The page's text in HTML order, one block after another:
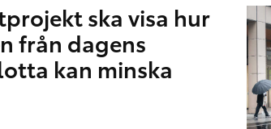
ska visa hur
från dagens
kan minska